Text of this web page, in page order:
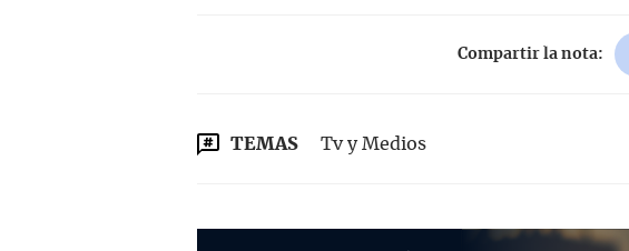
Compartir la nota:
TEMAS Tv y Medios